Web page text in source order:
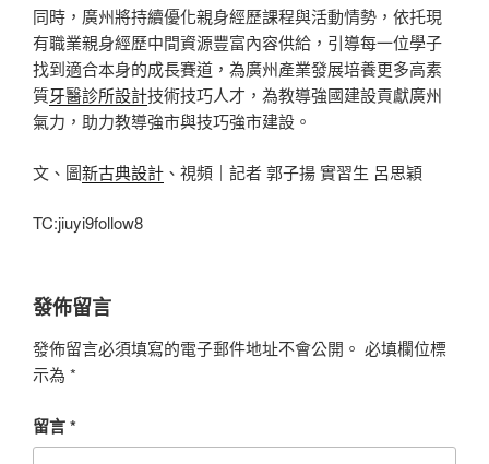
同時，廣州將持續優化親身經歷課程與活動情勢，依托現
有職業親身經歷中間資源豐富內容供給，引導每一位學子
找到適合本身的成長賽道，為廣州產業發展培養更多高素
質牙醫診所設計技術技巧人才，為教導強國建設貢獻廣州
氣力，助力教導強市與技巧強市建設。
文、圖新古典設計 、視頻｜記者 郭子揚 實習生 呂思穎
TC:jiuyi9follow8
發佈留言
發佈留言必須填寫的電子郵件地址不會公開。 必填欄位標
示為 *
留言*